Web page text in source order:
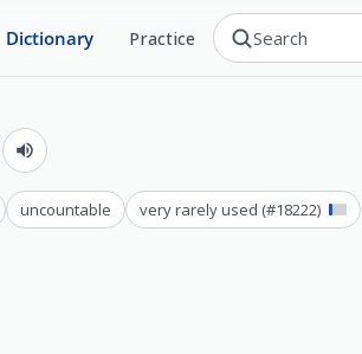
Dictionary Practice
uncountable very rarely used (#18222)